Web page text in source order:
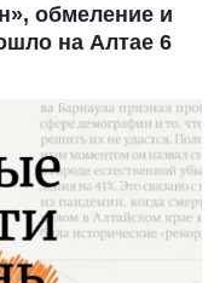
обмеление и
на Алтае 6